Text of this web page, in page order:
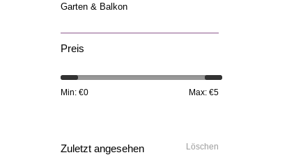
Garten & Balkon
Preis
Min: €0 Max: €5
Zuletzt angesehen Löschen